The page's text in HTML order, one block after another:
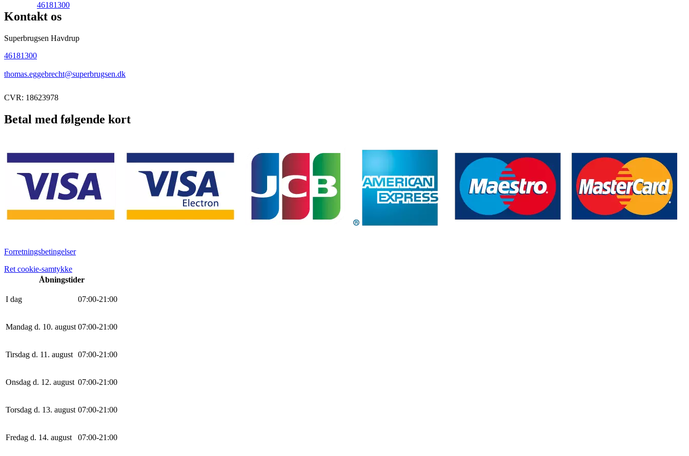
46181300
Kontakt os
Superbrugsen Havdrup
46181300
thomas.eggebrecht@superbrugsen.dk
CVR: 18623978
Betal med følgende kort
Forretningsbetingelser
Ret cookie-samtykke
Åbningstider
I dag 07:00-21 :00
Mandag d. 10. august 07:00-21 :00
Tirsdag d. 11. august 07:00-21 :00
Onsdag d. 12. august 07:00-21 :00
Torsdag d. 13. august 07:00-21 :00
Fredag d. 14. august 07:00-21 :00